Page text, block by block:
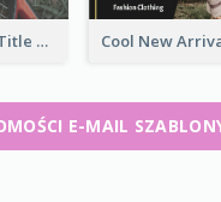
Simple Header With Title And Number
E-MAIL